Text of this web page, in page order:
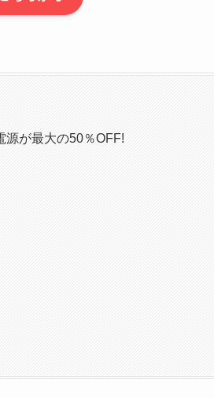
源が最大の50％OFF!